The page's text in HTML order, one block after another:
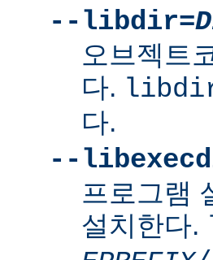
--libdir=
오브젝트
다.
다.
--
프로그램
설치한다.